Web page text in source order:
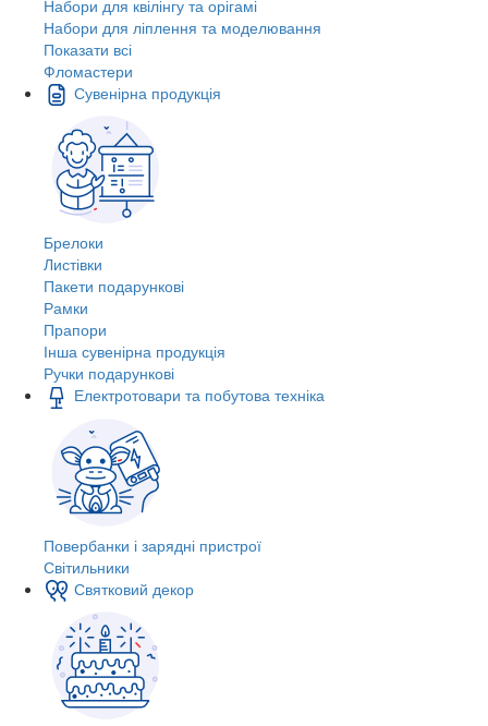
Набори для квілінгу та орігамі
Набори для ліплення та моделювання
Показати всі
Фломастери
Сувенірна продукція
Брелоки
Листівки
Пакети подарункові
Рамки
Прапори
Інша сувенірна продукція
Ручки подарункові
Електротовари та побутова техніка
Повербанки і зарядні пристрої
Світильники
Святковий декор